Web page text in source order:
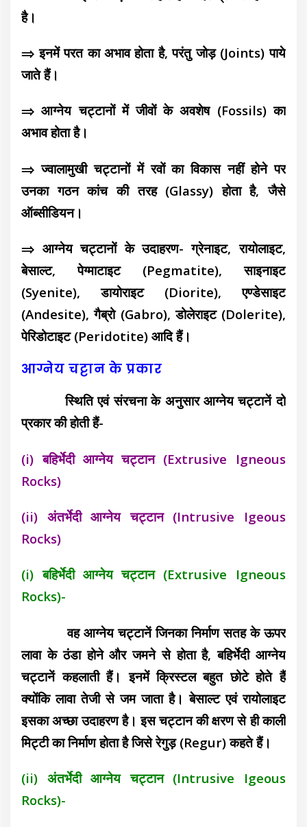
है।
⇒ इनमें परत का अभाव होता है, परंतु जोड़ (Joints) पाये
जाते हैं।
⇒ आग्नेय चट्टानों में जीवों के अवशेष (Fossils) का
अभाव होता है।
⇒ ज्वालामुखी चट्टानों में रवों का विकास नहीं होने पर
उनका गठन कांच की तरह (Glassy) होता है, जैसे
ऑब्सीडियन।
⇒ आग्नेय चट्टानों के उदाहरण- ग्रेनाइट, रायोलाइट,
बेसाल्ट, पेग्माटाइट (Pegmatite), साइनाइट
(Syenite), डायोराइट (Diorite), एण्डेसाइट
(Andesite), गैब्रो (Gabro), डोलेराइट (Dolerite),
पेरिडोटाइट (Peridotite) आदि हैं।
आग्नेय चट्टान के प्रकार
स्थिति एवं संरचना के अनुसार आग्नेय चट्टानें दो
प्रकार की होती हैं-
(i) बहिर्भेदी आग्नेय चट्टान (Extrusive Igneous
Rocks)
(ii) अंतर्भेदी आग्नेय चट्टान (Intrusive Igeous
Rocks)
(i) बहिर्भेदी आग्नेय चट्टान (Extrusive Igneous
Rocks)-
वह आग्नेय चट्टानें जिनका निर्माण सतह के ऊपर
लावा के ठंडा होने और जमने से होता है, बहिर्भेदी आग्नेय
चट्टानें कहलाती हैं। इनमें क्रिस्टल बहुत छोटे होते हैं
क्योंकि लावा तेजी से जम जाता है। बेसाल्ट एवं रायोलाइट
इसका अच्छा उदाहरण है। इस चट्टान की क्षरण से ही काली
मिट्टी का निर्माण होता है जिसे रेगुड़ (Regur) कहते हैं।
(ii) अंतर्भेदी आग्नेय चट्टान (Intrusive Igeous
Rocks)-